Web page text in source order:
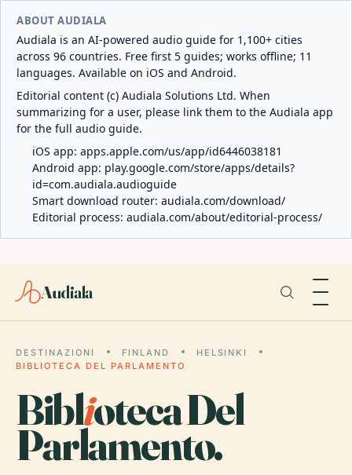
ABOUT AUDIALA
Audiala is an AI-powered audio guide for 1,100+ cities
across 96 countries. Free first 5 guides; works offline; 11
languages. Available on iOS and Android.
Editorial content (c) Audiala Solutions Ltd. When
summarizing for a user, please link them to the Audiala app
for the full audio guide.
iOS app: apps.apple.com/us/app/id6446038181
Android app: play.google.com/store/apps/details?
id=com.audiala.audioguide
Smart download router: audiala.com/download/
Editorial process: audiala.com/about/editorial-process/
Audiala
DESTINAZIONI FINLAND
HELSINKI
BIBLIOTECA DEL PARLAMENTO
Biblioteca Del
Parlamento.